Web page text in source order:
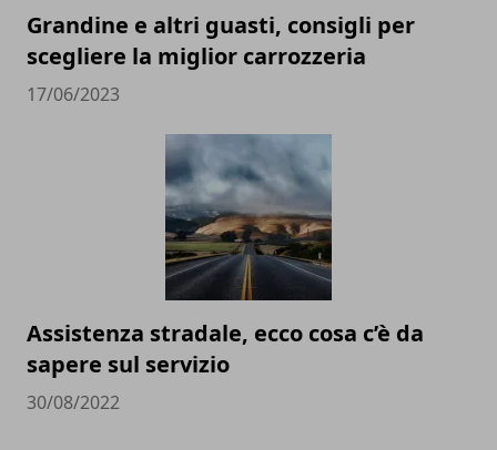
Grandine e altri guasti, consigli per
scegliere la miglior carrozzeria
17/06/2023
Assistenza stradale, ecco cosa c’è da
sapere sul servizio
30/08/2022